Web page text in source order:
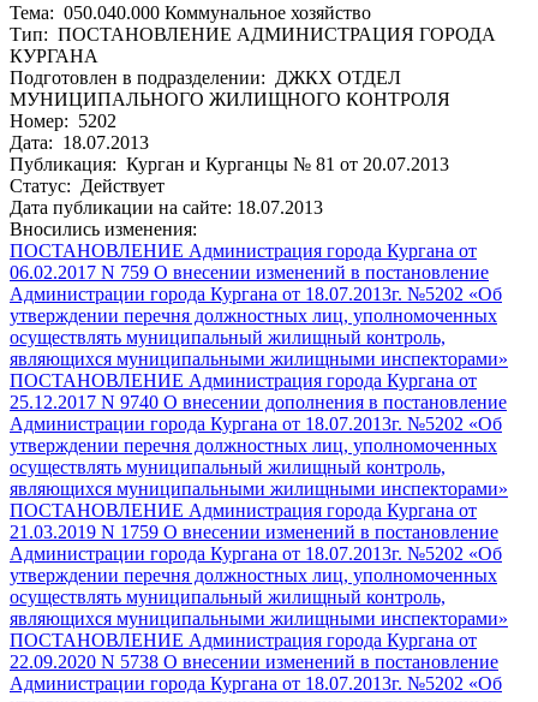
Тема: 050.040.000 Коммунальное хозяйство
Тип: ПОСТАНОВЛЕНИЕ АДМИНИСТРАЦИЯ ГОРОДА
КУРГАНА
Подготовлен в подразделении: ДЖКХ ОТДЕЛ
МУНИЦИПАЛЬНОГО ЖИЛИЩНОГО КОНТРОЛЯ
Номер: 5202
Дата: 18.07.2013
Публикация: Курган и Курганцы № 81 от 20.07.2013
Статус: Действует
Дата публикации на сайте: 18.07.2013
Вносились изменения:
ПОСТАНОВЛЕНИЕ Администрация города Кургана от
06.02.2017 N 759 О внесении изменений в постановление
Администрации города Кургана от 18.07.2013г. №5202 «Об
утверждении перечня должностных лиц, уполномоченных
осуществлять муниципальный жилищный контроль,
являющихся муниципальными жилищными инспекторами»
ПОСТАНОВЛЕНИЕ Администрация города Кургана от
25.12.2017 N 9740 О внесении дополнения в постановление
Администрации города Кургана от 18.07.2013г. №5202 «Об
утверждении перечня должностных лиц, уполномоченных
осуществлять муниципальный жилищный контроль,
являющихся муниципальными жилищными инспекторами»
ПОСТАНОВЛЕНИЕ Администрация города Кургана от
21.03.2019 N 1759 О внесении изменений в постановление
Администрации города Кургана от 18.07.2013г. №5202 «Об
утверждении перечня должностных лиц, уполномоченных
осуществлять муниципальный жилищный контроль,
являющихся муниципальными жилищными инспекторами»
ПОСТАНОВЛЕНИЕ Администрация города Кургана от
22.09.2020 N 5738 О внесении изменений в постановление
Администрации города Кургана от 18.07.2013г. №5202 «Об